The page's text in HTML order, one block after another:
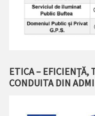
ETICA – EFICIENȚĂ,
CONDUITA DIN